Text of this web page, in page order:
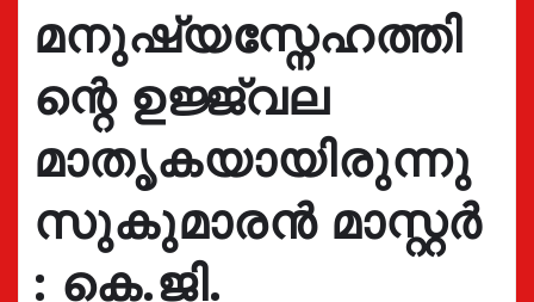
മനുഷ്യസ്നേഹത്തി
ന്റെ ഉജ്ജ്വല
മാതൃകയായിരുന്നു
സുകുമാരൻ മാസ്റ്റർ
: കെ.ജി.